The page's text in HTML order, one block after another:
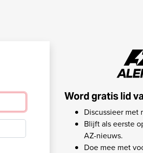
Word gratis lid
Discussieer met
Blijft als eerste
AZ-nieuws.
Doe mee met